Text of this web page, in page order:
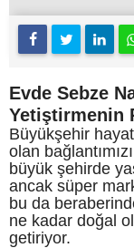
Evde Sebze
Yetiştirmenin
Büyükşehir
olan
büyük şehirde
ancak süper
bu da
ne kadar doğal
getiriyor.